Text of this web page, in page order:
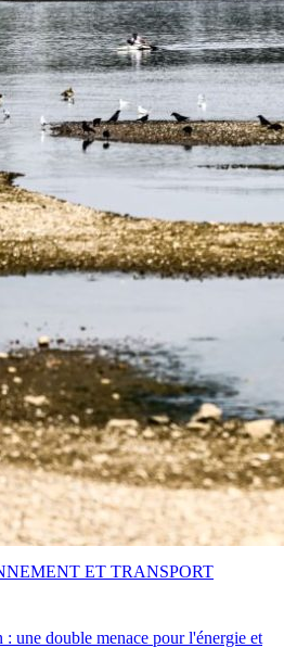
une double menace pour l'énergie et
ET TRANSPORT